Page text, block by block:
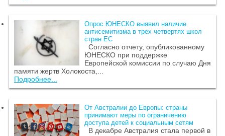
Опрос ЮНЕСКО выявил наличие
антисемитизма в трех четвертях школ
стран ЕС
Согласно отчету, опубликованному
ЮНЕСКО при поддержке
Европейской комиссии по случаю Дня
памяти жертв Холокоста,...
Подробнее...
От Австралии до Европы: страны
принимают меры по ограничению
доступа детей к социальным сетям
В декабре Австралия стала первой в